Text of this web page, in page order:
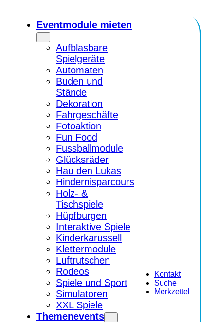
Eventmodule mieten
Aufblasbare
Spielgeräte
Automaten
Buden und
Stände
Dekoration
Fahrgeschäfte
Fotoaktion
Fun Food
Fussballmodule
Glücksräder
Hau den Lukas
Hindernisparcours
Holz- &
Tischspiele
Hüpfburgen
Interaktive Spiele
Kinderkarussell
Klettermodule
Luftrutschen
Rodeos
Spiele und Sport
Simulatoren
XXL Spiele
Themenevents
Kontakt
Suche
Merkzettel